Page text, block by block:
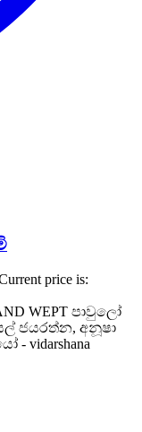
price is:
WEPT පාවුලෝ
ජයරත්න, අනූෂා
vidarshana